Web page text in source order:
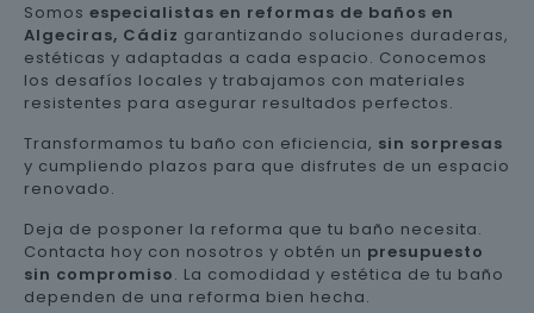
Somos especialistas en reformas de baños en
Algeciras, Cádiz garantizando soluciones duraderas,
estéticas y adaptadas a cada espacio. Conocemos
los desafíos locales y trabajamos con materiales
resistentes para asegurar resultados perfectos.
Transformamos tu baño con eficiencia, sin sorpresas
y cumpliendo plazos para que disfrutes de un espacio
renovado.
Deja de posponer la reforma que tu baño necesita.
Contacta hoy con nosotros y obtén un presupuesto
sin compromiso. La comodidad y estética de tu baño
dependen de una reforma bien hecha.